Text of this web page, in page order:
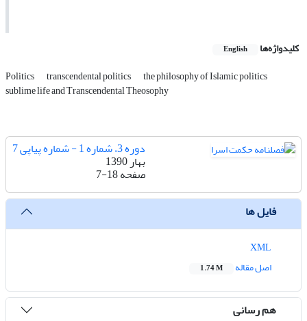
کلیدواژه‌ها English
Politics transcendental politics the philosophy of Islamic politics
sublime life and Transcendental Theosophy
دوره 3، شماره 1 - شماره پیاپی 7
بهار 1390
صفحه7-18
فایل ها
اصل مقاله
1.74 M
هم رسانی